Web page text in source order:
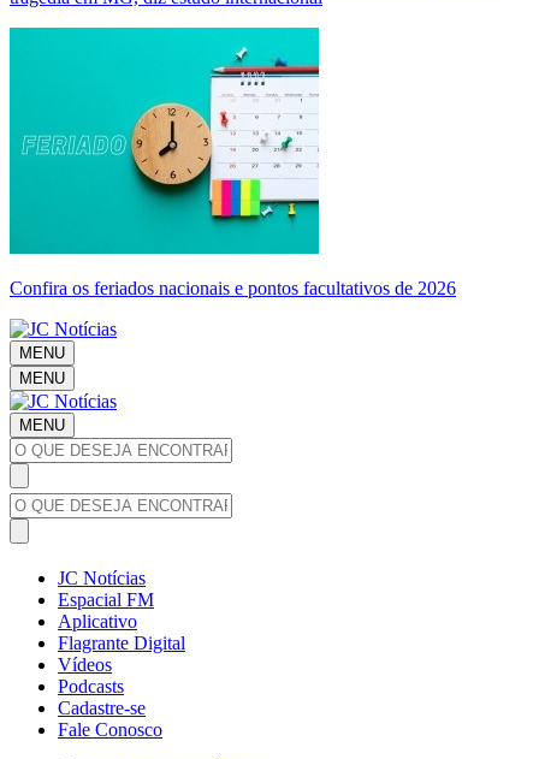
Confira os feriados nacionais e pontos facultativos de 2026
MENU
MENU
MENU
JC Notícias
Espacial FM
Aplicativo
Flagrante Digital
Vídeos
Podcasts
Cadastre-se
Fale Conosco